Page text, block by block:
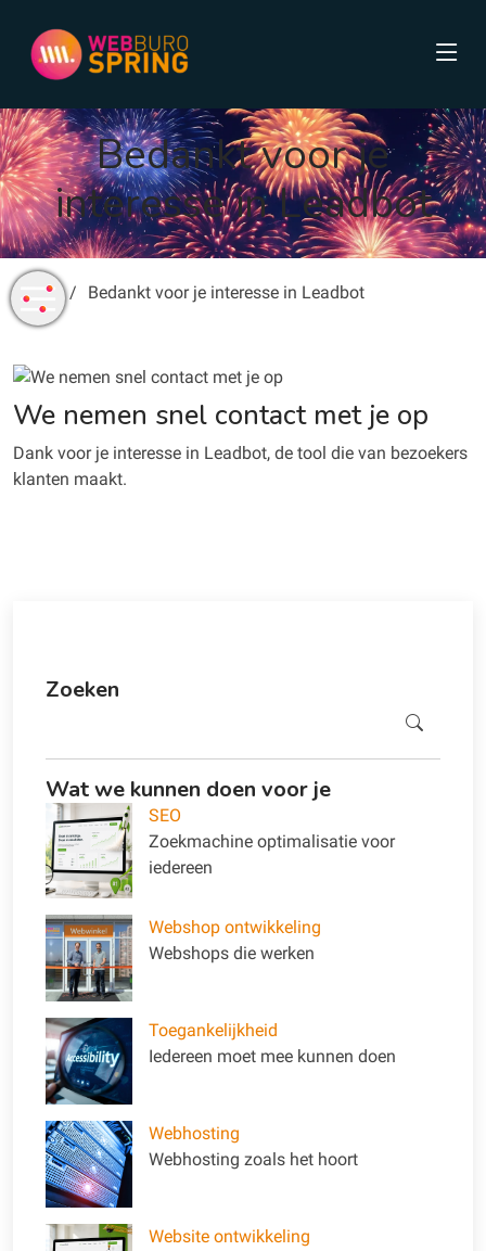
Bedankt voor je
interesse in Leadbot
Home Bedankt voor je interesse in Leadbot
We nemen snel contact met je op
Dank voor je interesse in Leadbot, de tool die van bezoekers
klanten maakt.
Zoeken
Wat we kunnen doen voor je
SEO
Zoekmachine optimalisatie voor
iedereen
Webshop ontwikkeling
Webshops die werken
Toegankelijkheid
Iedereen moet mee kunnen doen
Webhosting
Webhosting zoals het hoort
Website ontwikkeling